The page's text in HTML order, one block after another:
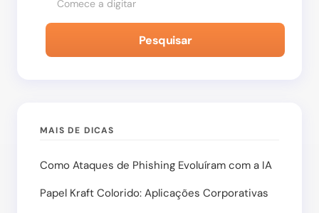
Pesquisar
MAIS DE DICAS
Como Ataques de Phishing Evoluíram com a IA
Papel Kraft Colorido: Aplicações Corporativas